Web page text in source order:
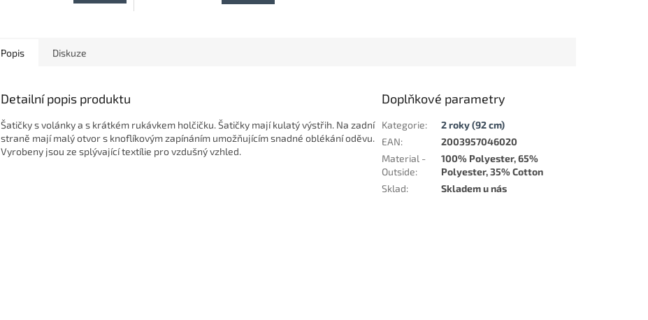
Popis Diskuze
Detailní popis produktu
Šatičky s volánky a s krátkém rukávkem holčičku. Šatičky mají kulatý výstřih. Na zadní
straně mají malý otvor s knoflíkovým zapínáním umožňujícím snadné oblékání oděvu.
Vyrobeny jsou ze splývající textílie pro vzdušný vzhled.
Doplňkové parametry
Kategorie:
2 roky (92 cm)
EAN:
2003957046020
Material -
Outside:
100% Polyester, 65%
Polyester, 35% Cotton
Sklad: Skladem u nás